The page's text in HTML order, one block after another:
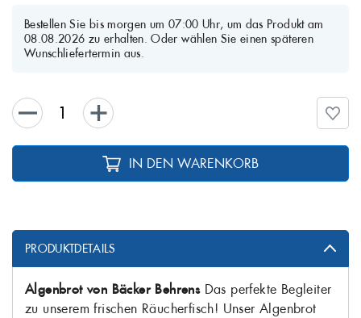
PRODUKTDETAILS
Algenbrot von Bäcker BehrensDas perfekte Begleiter
zu unserem frischen Räucherfisch! Unser Algenbrot
Bestellen Sie bis morgen um 07:00 Uhr, um das Produkt am
08.08.2026 zu erhalten. Oder wählen Sie einen späteren
Wunschliefertermin aus.
IN DEN WARENKORB